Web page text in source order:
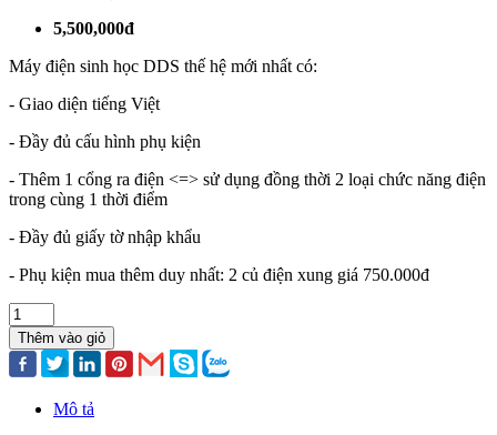
5,500,000đ
Máy điện sinh học DDS thế hệ mới nhất có:
- Giao diện tiếng Việt
- Đầy đủ cấu hình phụ kiện
- Thêm 1 cổng ra điện <=> sử dụng đồng thời 2 loại chức năng điện
trong cùng 1 thời điểm
- Đầy đủ giấy tờ nhập khẩu
- Phụ kiện mua thêm duy nhất: 2 củ điện xung giá 750.000đ
Thêm vào giỏ
Mô tả